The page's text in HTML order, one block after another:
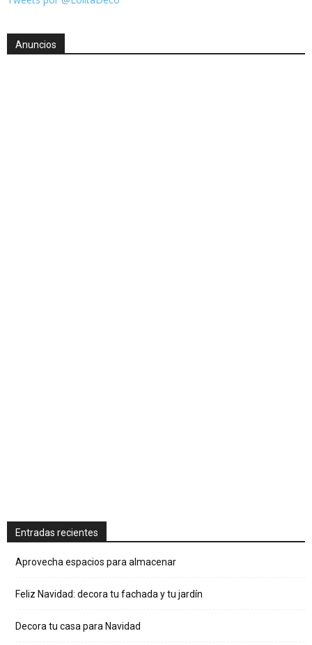
Anuncios
Entradas recientes
Aprovecha espacios para almacenar
Feliz Navidad: decora tu fachada y tu jardín
Decora tu casa para Navidad